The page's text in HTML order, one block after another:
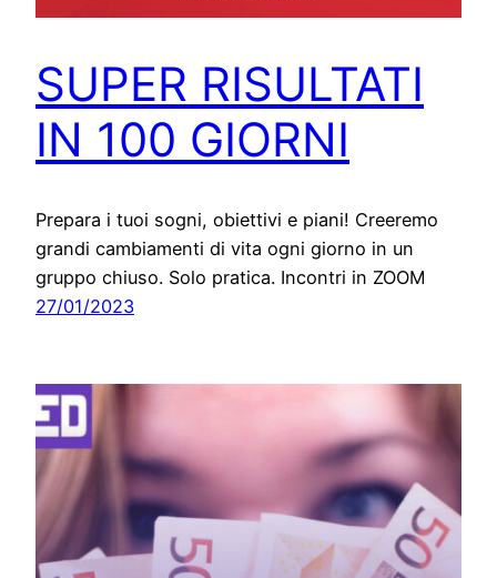
SUPER RISULTATI
IN 100 GIORNI
Prepara i tuoi sogni, obiettivi e piani! Creeremo
grandi cambiamenti di vita ogni giorno in un
gruppo chiuso. Solo pratica. Incontri in ZOOM
27/01/2023